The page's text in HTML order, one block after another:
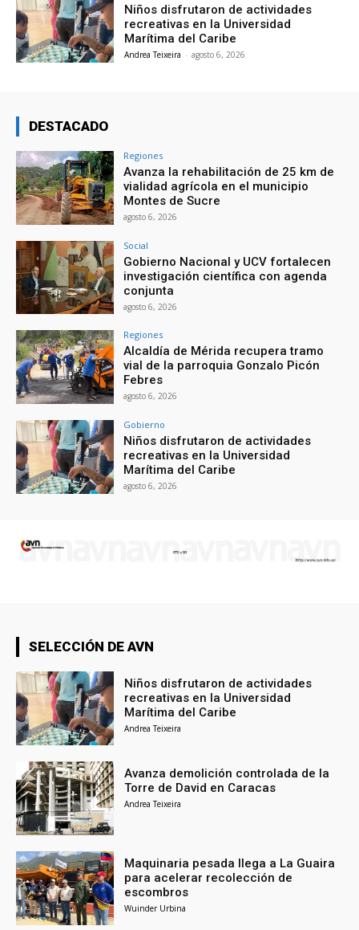
Niños disfrutaron de actividades
recreativas en la Universidad
Marítima del Caribe
Andrea Teixeira - agosto 6, 2026
DESTACADO
Regiones
Avanza la rehabilitación de 25 km de
vialidad agrícola en el municipio
Montes de Sucre
agosto 6, 2026
Social
Gobierno Nacional y UCV fortalecen
investigación científica con agenda
conjunta
agosto 6, 2026
Regiones
Alcaldía de Mérida recupera tramo
vial de la parroquia Gonzalo Picón
Febres
agosto 6, 2026
Gobierno
Niños disfrutaron de actividades
recreativas en la Universidad
Marítima del Caribe
agosto 6, 2026
SELECCIÓN DE AVN
Niños disfrutaron de actividades
recreativas en la Universidad
Marítima del Caribe
Andrea Teixeira
Avanza demolición controlada de la
Torre de David en Caracas
Andrea Teixeira
Maquinaria pesada llega a La Guaira
para acelerar recolección de
escombros
Wuinder Urbina